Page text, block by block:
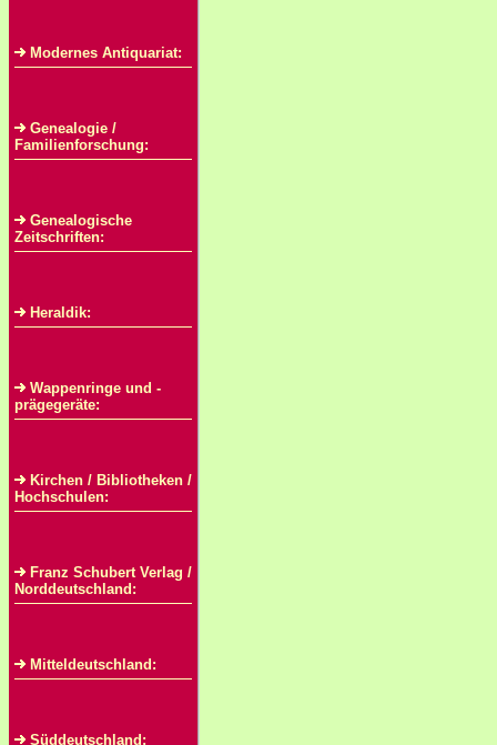
Modernes Antiquariat:
Genealogie /
Familienforschung:
Genealogische
Zeitschriften:
Heraldik:
Wappenringe und -
prägegeräte:
Kirchen / Bibliotheken /
Hochschulen:
Franz Schubert Verlag /
Norddeutschland:
Mitteldeutschland:
Süddeutschland: